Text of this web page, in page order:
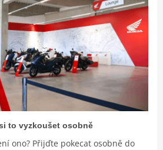
to vyzkoušet osobně
ono? Přijďte pokecat osobně do